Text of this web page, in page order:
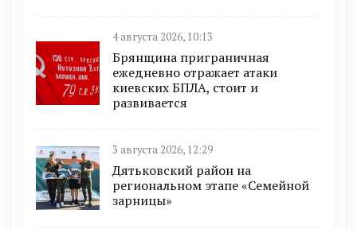
4 августа 2026, 10:13
Брянщина приграничная
ежедневно отражает атаки
киевских БПЛА, стоит и
развивается
3 августа 2026, 12:29
Дятьковский район на
региональном этапе «Семейной
зарницы»